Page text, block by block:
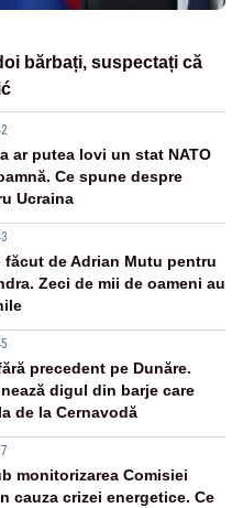
bărbați, suspectați că
ar putea lovi un stat NATO
Ce spune despre
Ucraina
făcut de Adrian Mutu pentru
Zeci de mii de oameni au
precedent pe Dunăre.
digul din barje care
de la Cernavodă
monitorizarea Comisiei
cauza crizei energetice. Ce